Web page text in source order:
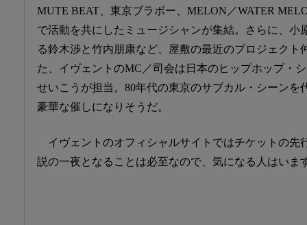
MUTE BEAT、東京ブラボー、MELON／WATER
で活動を共にしたミュージシャンが集結。さらに、小
る鈴木渉と竹内朋康など、屋敷の最近のプロジェクト
た、イヴェントのMC／司会は日本のヒップホップ・
せいこうが担当。80年代の東京のサブカル・シーンを
豪華な催しになりそうだ。
イヴェントのオフィシャルサイトではチケットの先
説の一夜となることは必至なので、気になる人はいま